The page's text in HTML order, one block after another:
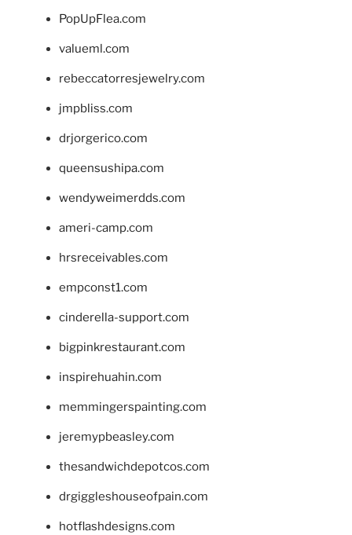
PopUpFlea.com
valueml.com
rebeccatorresjewelry.com
jmpbliss.com
drjorgerico.com
queensushipa.com
wendyweimerdds.com
ameri-camp.com
hrsreceivables.com
empconst1.com
cinderella-support.com
bigpinkrestaurant.com
inspirehuahin.com
memmingerspainting.com
jeremypbeasley.com
thesandwichdepotcos.com
drgiggleshouseofpain.com
hotflashdesigns.com